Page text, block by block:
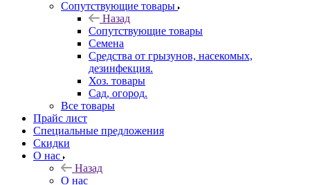
Сопутствующие товары
Назад
Сопутствующие товары
Семена
Средства от грызунов, насекомых,
дезинфекция.
Хоз. товары
Сад, огород.
Все товары
Прайс лист
Специальные предложения
Скидки
О нас
Назад
О нас